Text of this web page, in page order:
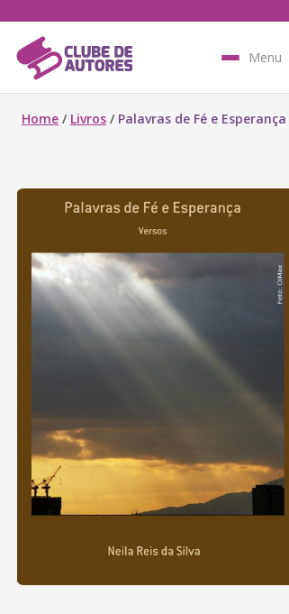
Menu
Home / Livros / Palavras de Fé e Esperança